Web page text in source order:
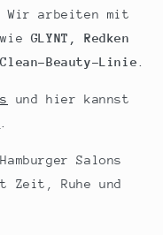
Wir arbeiten mit
GLYNT, Redken
Clean-Beauty-Linie
und hier kannst
Salons
Zeit, Ruhe und